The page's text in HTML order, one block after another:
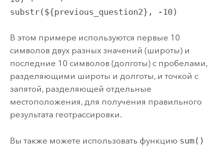
substr(${previous_question2}, -10)
В этом примере используются первые 10
символов двух разных значений (широты) и
последние 10 символов (долготы) с пробелами,
разделяющими широты и долготы, и точкой с
запятой, разделяющей отдельные
местоположения, для получения правильного
результата геотрассировки.
Вы также можете использовать функцию sum()